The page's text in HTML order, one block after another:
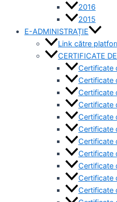
2016
2015
E-ADMINISTRAȚIE
Link către
CERTIFICATE
Certificate
Certificate
Certificate
Certificate
Certificate
Certificate
Certificate
Certificate
Certificate
Certificate
Certificate